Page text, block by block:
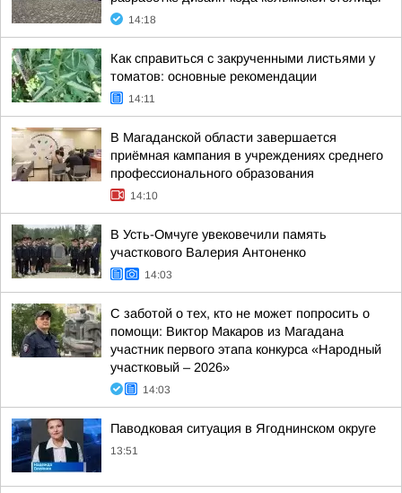
14:18
Как справиться с закрученными листьями у
томатов: основные рекомендации
14:11
В Магаданской области завершается
приёмная кампания в учреждениях среднего
профессионального образования
14:10
В Усть-Омчуге увековечили память
участкового Валерия Антоненко
14:03
С заботой о тех, кто не может попросить о
помощи: Виктор Макаров из Магадана
участник первого этапа конкурса «Народный
участковый – 2026»
14:03
Паводковая ситуация в Ягоднинском округе
13:51